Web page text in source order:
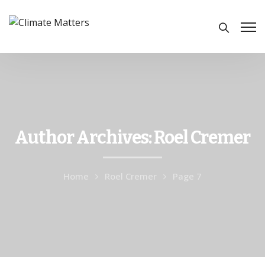
Author Archives: Roel Cremer
Home Roel Cremer Page 7